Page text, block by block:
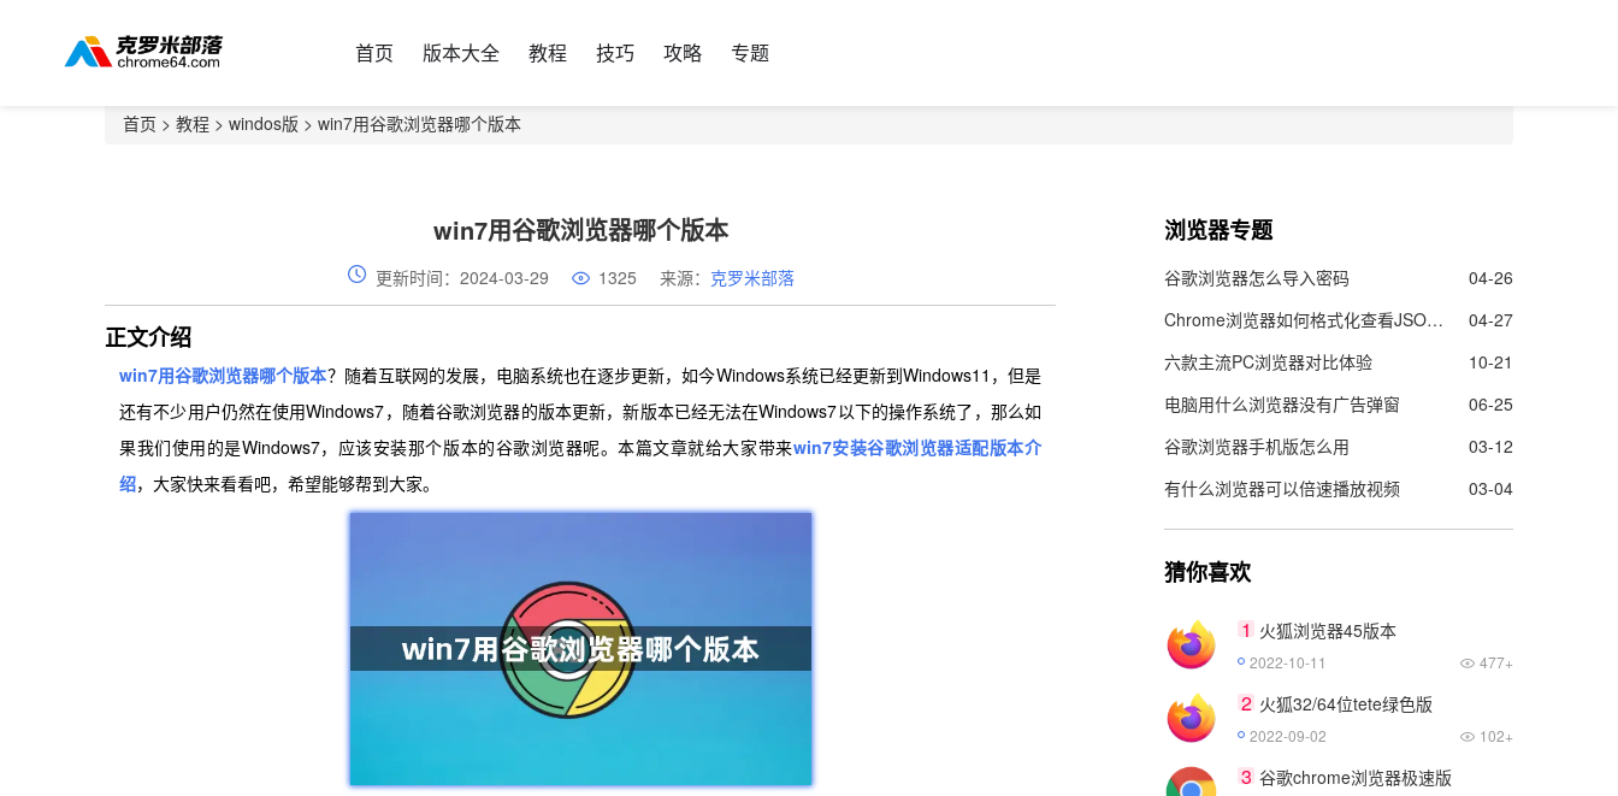
首页 版本大全 教程 技巧 攻略 专题
首页 > 教程 > windos版 > win7用谷歌浏览器哪个版本
win7用谷歌浏览器哪个版本
更新时间：2024-03-29 1325 来源： 克罗米部落
正文介绍
win7用谷歌浏览器哪个版本？随着互联网的发展，电脑系统也在逐步更新，如今Windows系统已经更新到Windows11，但是
还有不少用户仍然在使用Windows7，随着谷歌浏览器的版本更新，新版本已经无法在Windows7以下的操作系统了，那么如
果我们使用的是Windows7，应该安装那个版本的谷歌浏览器呢。本篇文章就给大家带来win7安装谷歌浏览器适配版本介
绍，大家快来看看吧，希望能够帮到大家。
浏览器专题
谷歌浏览器怎么导入密码
04-26
Chrome浏览器如何格式化查看JSON数据
04-27
六款主流PC浏览器对比体验
10-21
电脑用什么浏览器没有广告弹窗
06-25
谷歌浏览器手机版怎么用
03-12
有什么浏览器可以倍速播放视频
03-04
猜你喜欢
1 火狐浏览器45版本
2022-10-11 477+
2 火狐32/64位tete绿色版
2022-09-02 102+
3 谷歌chrome浏览器极速版